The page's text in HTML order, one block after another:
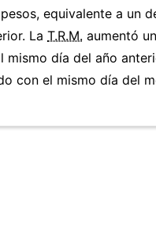
equivalente a un
La T.R.M. aumentó
mismo día del año
con el mismo día del